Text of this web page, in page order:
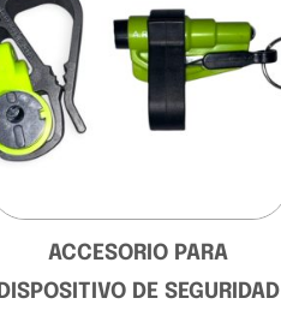
ACCESORIO PARA
DISPOSITIVO DE SEGURIDAD